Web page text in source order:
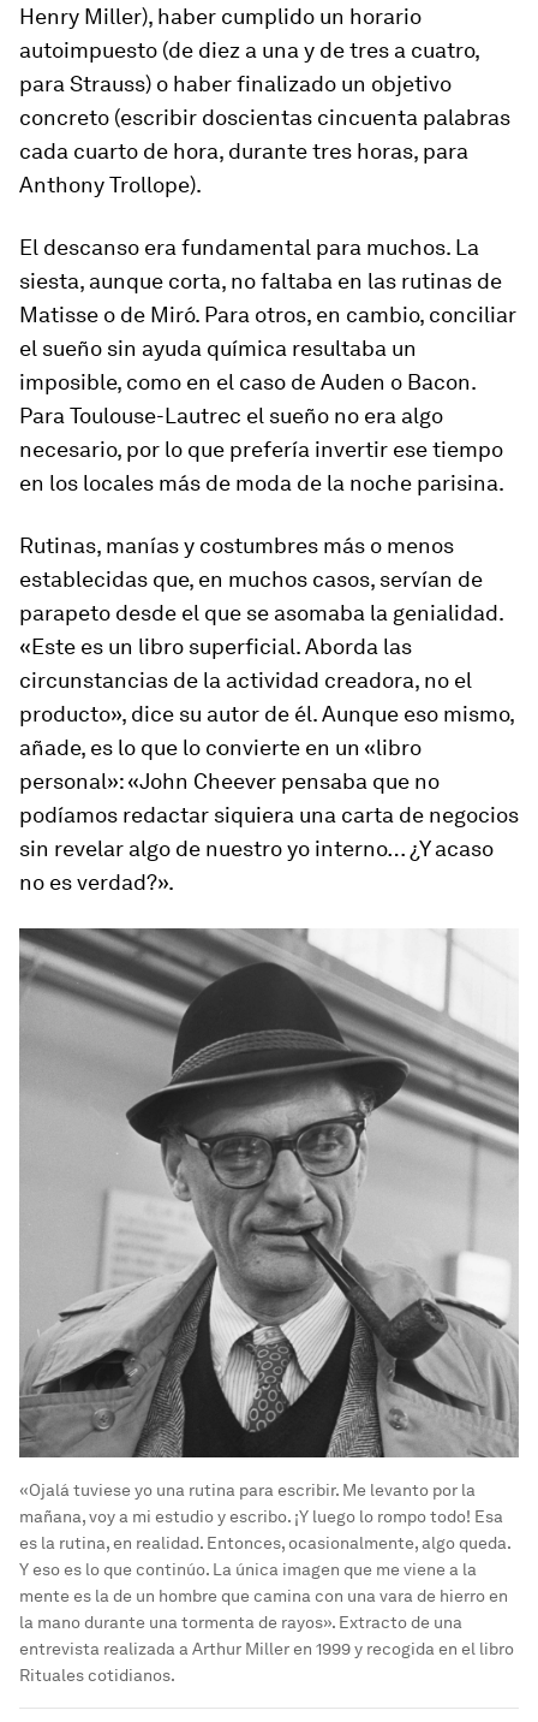
Henry Miller), haber cumplido un horario
autoimpuesto (de diez a una y de tres a cuatro,
para Strauss) o haber finalizado un objetivo
concreto (escribir doscientas cincuenta palabras
cada cuarto de hora, durante tres horas, para
Anthony Trollope).
El descanso era fundamental para muchos. La
siesta, aunque corta, no faltaba en las rutinas de
Matisse o de Miró. Para otros, en cambio, conciliar
el sueño sin ayuda química resultaba un
imposible, como en el caso de Auden o Bacon.
Para Toulouse-Lautrec el sueño no era algo
necesario, por lo que prefería invertir ese tiempo
en los locales más de moda de la noche parisina.
Rutinas, manías y costumbres más o menos
establecidas que, en muchos casos, servían de
parapeto desde el que se asomaba la genialidad.
«Este es un libro superficial. Aborda las
circunstancias de la actividad creadora, no el
producto», dice su autor de él. Aunque eso mismo,
añade, es lo que lo convierte en un «libro
personal»: «John Cheever pensaba que no
podíamos redactar siquiera una carta de negocios
sin revelar algo de nuestro yo interno… ¿Y acaso
no es verdad?».
«Ojalá tuviese yo una rutina para escribir. Me levanto por la
mañana, voy a mi estudio y escribo. ¡Y luego lo rompo todo! Esa
es la rutina, en realidad. Entonces, ocasionalmente, algo queda.
Y eso es lo que continúo. La única imagen que me viene a la
mente es la de un hombre que camina con una vara de hierro en
la mano durante una tormenta de rayos». Extracto de una
entrevista realizada a Arthur Miller en 1999 y recogida en el libro
Rituales cotidianos.